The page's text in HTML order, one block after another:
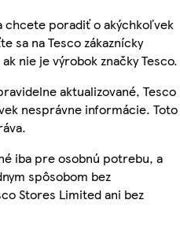
chcete poradiť o akýchkoľvek
sa na Tesco zákaznícky
nie je výrobok značky Tesco.
aktualizované, Tesco
nesprávne informácie. Toto
iba pre osobnú potrebu, a
spôsobom bez
Stores Limited ani bez